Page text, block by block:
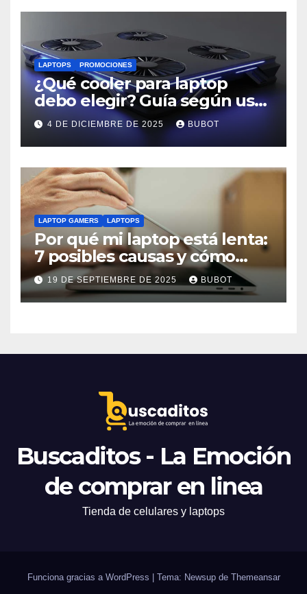
LAPTOPS PROMOCIONES
¿Qué cooler para laptop
debo elegir? Guía según uso:
trabajo, estudio o gaming
4 DE DICIEMBRE DE 2025 BUBOT
LAPTOP GAMERS LAPTOPS
Por qué mi laptop está lenta:
7 posibles causas y cómo
solucionarlas
19 DE SEPTIEMBRE DE 2025 BUBOT
Buscaditos - La Emoción
de comprar en linea
Tienda de celulares y laptops
Funciona gracias a WordPress Tema: Newsup de Themeansar